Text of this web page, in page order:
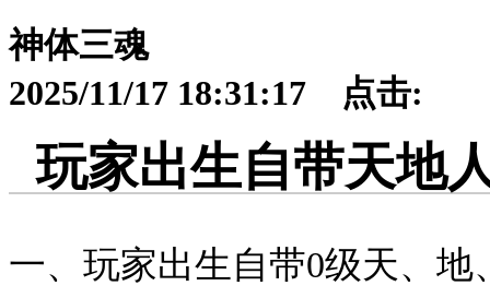
神体三魂
2025/11/17 18:31:17 点击:
玩家出生自带天
一、玩家出生自带0级天、